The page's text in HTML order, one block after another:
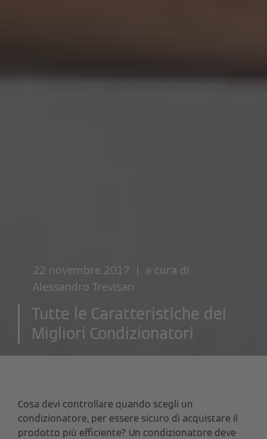
22 novembre 2017 | a cura di
Alessandro Trevisan
Tutte le Caratteristiche dei
Migliori Condizionatori
Cosa devi controllare quando scegli un
condizionatore, per essere sicuro di acquistare il
prodotto più efficiente? Un condizionatore deve